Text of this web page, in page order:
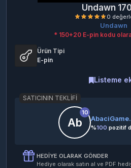
Undawn
Undawn
* 150+20 E-pin kodu
Ürün Tipi
E-pin
Listeme
SATICININ TEKLIFI
10
Ab %100 pozitif
HEDIYE OLARAK GÖNDER
Hediye olarak satın al ve PDF